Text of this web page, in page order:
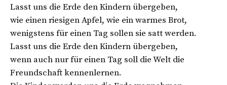
Lasst uns die Erde den Kindern übergeben,
wie einen riesigen Apfel, wie ein warmes Brot,
wenigstens für einen Tag sollen sie satt werden.
Lasst uns die Erde den Kindern übergeben,
wenn auch nur für einen Tag soll die Welt die
Freundschaft kennenlernen.